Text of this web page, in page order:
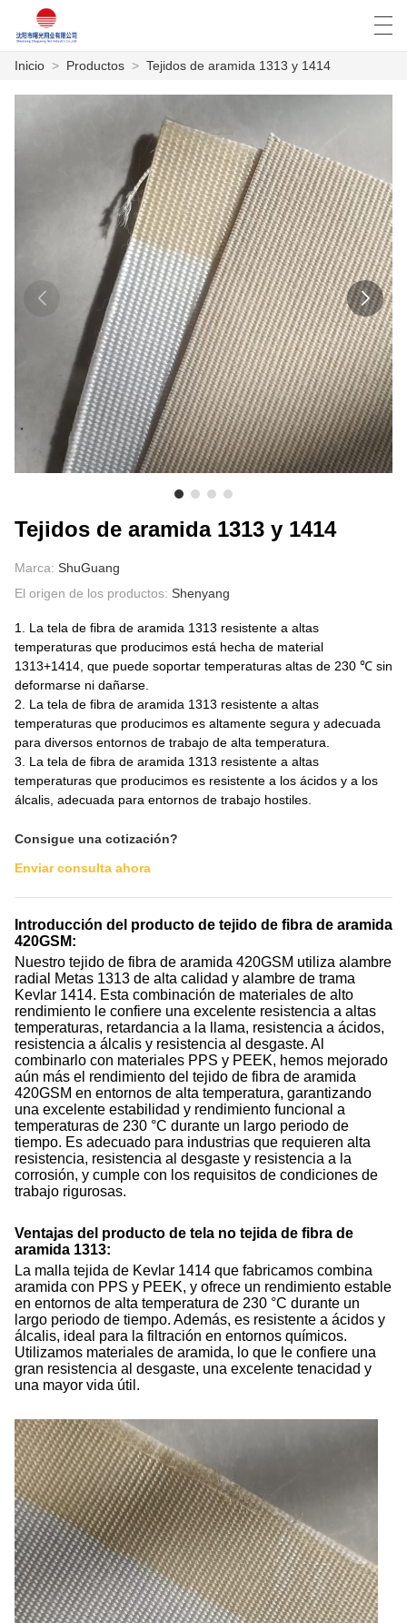
CASO
LA FÁBRICA
CONTÁCTENOS
SOBRE NOSOTROS
العربية Deutsch English Español
Inicio > Productos > Tejidos de aramida 1313 y 1414
Tejidos de aramida 1313 y 1414
Marca: ShuGuang
El origen de los productos: Shenyang
1. La tela de fibra de aramida 1313 resistente a altas
temperaturas que producimos está hecha de material
1313+1414, que puede soportar temperaturas altas de 230 ℃ sin
deformarse ni dañarse.
2. La tela de fibra de aramida 1313 resistente a altas
temperaturas que producimos es altamente segura y adecuada
para diversos entornos de trabajo de alta temperatura.
3. La tela de fibra de aramida 1313 resistente a altas
temperaturas que producimos es resistente a los ácidos y a los
álcalis, adecuada para entornos de trabajo hostiles.
Consigue una cotización?
Enviar consulta ahora
Introducción del producto de tejido de fibra de aramida
420GSM:
Nuestro tejido de fibra de aramida 420GSM utiliza alambre
radial Metas 1313 de alta calidad y alambre de trama
Kevlar 1414. Esta combinación de materiales de alto
rendimiento le confiere una excelente resistencia a altas
temperaturas, retardancia a la llama, resistencia a ácidos,
resistencia a álcalis y resistencia al desgaste. Al
combinarlo con materiales PPS y PEEK, hemos mejorado
aún más el rendimiento del tejido de fibra de aramida
420GSM en entornos de alta temperatura, garantizando
una excelente estabilidad y rendimiento funcional a
temperaturas de 230 °C durante un largo periodo de
tiempo. Es adecuado para industrias que requieren alta
resistencia, resistencia al desgaste y resistencia a la
corrosión, y cumple con los requisitos de condiciones de
trabajo rigurosas.
Ventajas del producto de tela no tejida de fibra de
aramida 1313:
La malla tejida de Kevlar 1414 que fabricamos combina
aramida con PPS y PEEK, y ofrece un rendimiento estable
en entornos de alta temperatura de 230 °C durante un
largo periodo de tiempo. Además, es resistente a ácidos y
álcalis, ideal para la filtración en entornos químicos.
Utilizamos materiales de aramida, lo que le confiere una
gran resistencia al desgaste, una excelente tenacidad y
una mayor vida útil.